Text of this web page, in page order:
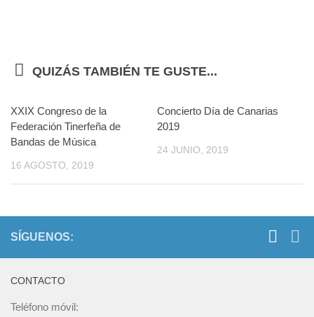
QUIZÁS TAMBIÉN TE GUSTE...
XXIX Congreso de la
Federación Tinerfeña de
Bandas de Música
16 AGOSTO, 2019
Concierto Día de Canarias
2019
24 JUNIO, 2019
SÍGUENOS:
CONTACTO
Teléfono móvil: